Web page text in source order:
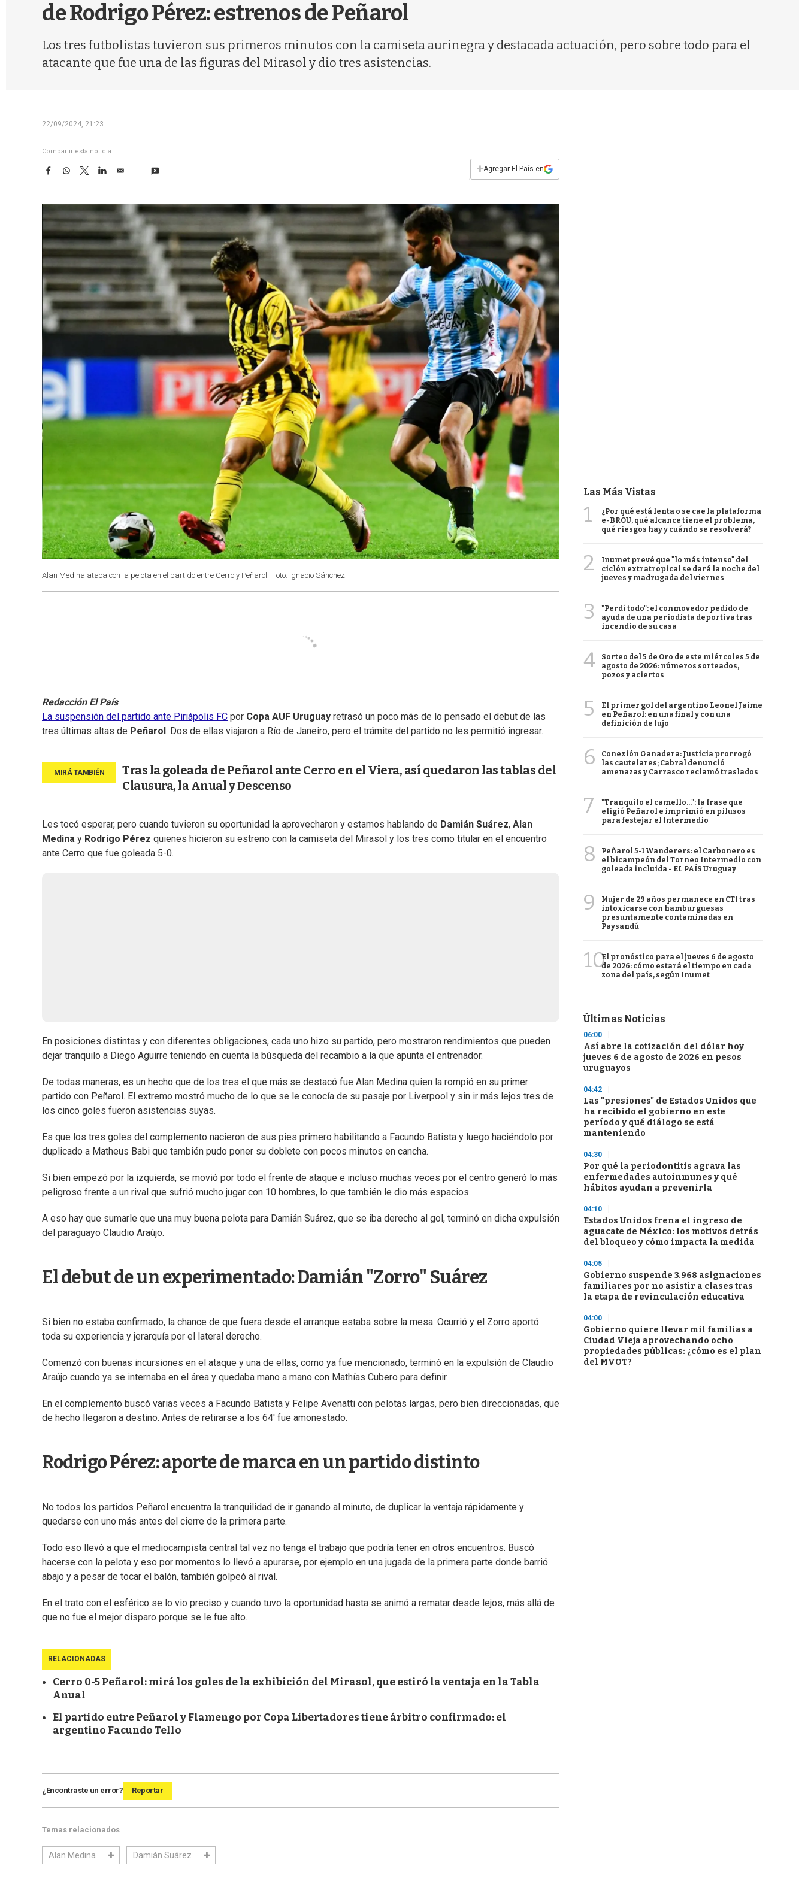
de Rodrigo Pérez: estrenos de Peñarol
Los tres futbolistas tuvieron sus primeros minutos con la camiseta aurinegra y destacada actuación, pero sobre todo para el
atacante que fue una de las figuras del Mirasol y dio tres asistencias.
22/09/2024, 21:23
Compartir esta noticia
F
e
b
o
k
W
t
s
p
p
T
w
t
t
e
r
L
k
e
d
I
n
E
i
l
+Agregar El País en
Alan Medina ataca con la pelota en el partido entre Cerro y Peñarol. Foto: Ignacio Sánchez.
Redacción El País
La suspensión del partido ante Piriápolis FC por Copa AUF Uruguay retrasó un poco más de lo pensado el debut de las
tres últimas altas de Peñarol . Dos de ellas viajaron a Río de Janeiro, pero el trámite del partido no les permitió ingresar.
Tras la goleada de Peñarol ante Cerro en el Viera, así quedaron las tablas del
Clausura, la Anual y Descenso
Les tocó esperar, pero cuando tuvieron su oportunidad la aprovecharon y estamos hablando de Damián Suárez, Alan
Medina y Rodrigo Pérez quienes hicieron su estreno con la camiseta del Mirasol y los tres como titular en el encuentro
ante Cerro que fue goleada 5-0.
En posiciones distintas y con diferentes obligaciones, cada uno hizo su partido, pero mostraron rendimientos que pueden
dejar tranquilo a Diego Aguirre teniendo en cuenta la búsqueda del recambio a la que apunta el entrenador.
De todas maneras, es un hecho que de los tres el que más se destacó fue Alan Medina quien la rompió en su primer
partido con Peñarol. El extremo mostró mucho de lo que se le conocía de su pasaje por Liverpool y sin ir más lejos tres de
los cinco goles fueron asistencias suyas.
Es que los tres goles del complemento nacieron de sus pies primero habilitando a Facundo Batista y luego haciéndolo por
duplicado a Matheus Babi que también pudo poner su doblete con pocos minutos en cancha.
Si bien empezó por la izquierda, se movió por todo el frente de ataque e incluso muchas veces por el centro generó lo más
peligroso frente a un rival que sufrió mucho jugar con 10 hombres, lo que también le dio más espacios.
A eso hay que sumarle que una muy buena pelota para Damián Suárez, que se iba derecho al gol, terminó en dicha expulsión
del paraguayo Claudio Araújo.
El debut de un experimentado: Damián "Zorro" Suárez
Si bien no estaba confirmado, la chance de que fuera desde el arranque estaba sobre la mesa. Ocurrió y el Zorro aportó
toda su experiencia y jerarquía por el lateral derecho.
Comenzó con buenas incursiones en el ataque y una de ellas, como ya fue mencionado, terminó en la expulsión de Claudio
Araújo cuando ya se internaba en el área y quedaba mano a mano con Mathías Cubero para definir.
En el complemento buscó varias veces a Facundo Batista y Felipe Avenatti con pelotas largas, pero bien direccionadas, que
de hecho llegaron a destino. Antes de retirarse a los 64' fue amonestado.
Rodrigo Pérez: aporte de marca en un partido distinto
No todos los partidos Peñarol encuentra la tranquilidad de ir ganando al minuto, de duplicar la ventaja rápidamente y
quedarse con uno más antes del cierre de la primera parte.
Todo eso llevó a que el mediocampista central tal vez no tenga el trabajo que podría tener en otros encuentros. Buscó
hacerse con la pelota y eso por momentos lo llevó a apurarse, por ejemplo en una jugada de la primera parte donde barrió
abajo y a pesar de tocar el balón, también golpeó al rival.
En el trato con el esférico se lo vio preciso y cuando tuvo la oportunidad hasta se animó a rematar desde lejos, más allá de
que no fue el mejor disparo porque se le fue alto.
RELACIONADAS
Cerro 0-5 Peñarol: mirá los goles de la exhibición del Mirasol, que estiró la ventaja en la Tabla
Anual
El partido entre Peñarol y Flamengo por Copa Libertadores tiene árbitro confirmado: el
argentino Facundo Tello
¿Encontraste un error? Reportar
Temas relacionados
Alan Medina Damián Suárez
Las Más Vistas
1
¿Por qué está lenta o se cae la plataforma
e-BROU, qué alcance tiene el problema,
qué riesgos hay y cuándo se resolverá?
2
Inumet prevé que "lo más intenso" del
ciclón extratropical se dará la noche del
jueves y madrugada del viernes
3
"Perdí todo": el conmovedor pedido de
ayuda de una periodista deportiva tras
incendio de su casa
4
Sorteo del 5 de Oro de este miércoles 5 de
agosto de 2026: números sorteados,
pozos y aciertos
5
El primer gol del argentino Leonel Jaime
en Peñarol: en una final y con una
definición de lujo
6
Conexión Ganadera: Justicia prorrogó
las cautelares; Cabral denunció
amenazas y Carrasco reclamó traslados
7
"Tranquilo el camello...": la frase que
eligió Peñarol e imprimió en pilusos
para festejar el Intermedio
8
Peñarol 5-1 Wanderers: el Carbonero es
el bicampeón del Torneo Intermedio con
goleada incluida - EL PAÍS Uruguay
9
Mujer de 29 años permanece en CTI tras
intoxicarse con hamburguesas
presuntamente contaminadas en
Paysandú
10El pronóstico para el jueves 6 de agosto
de 2026: cómo estará el tiempo en cada
zona del país, según Inumet
Últimas Noticias
06:00
Así abre la cotización del dólar hoy
jueves 6 de agosto de 2026 en pesos
uruguayos
04:42
Las "presiones" de Estados Unidos que
ha recibido el gobierno en este
período y qué diálogo se está
manteniendo
04:30
Por qué la periodontitis agrava las
enfermedades autoinmunes y qué
hábitos ayudan a prevenirla
04:10
Estados Unidos frena el ingreso de
aguacate de México: los motivos detrás
del bloqueo y cómo impacta la medida
04:05
Gobierno suspende 3.968 asignaciones
familiares por no asistir a clases tras
la etapa de revinculación educativa
04:00
Gobierno quiere llevar mil familias a
Ciudad Vieja aprovechando ocho
propiedades públicas: ¿cómo es el plan
del MVOT?